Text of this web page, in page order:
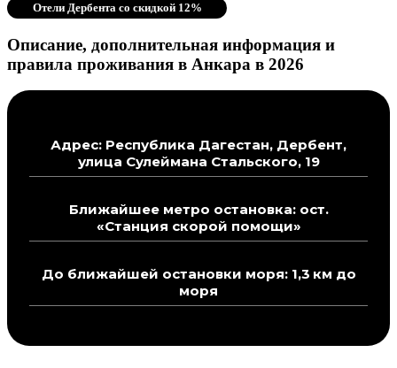
Отели Дербента со скидкой 12%
Описание, дополнительная информация и
правила проживания в Анкара в 2026
Адрес: Республика Дагестан, Дербент,
улица Сулеймана Стальского, 19
Ближайшее метро остановка: ост.
«Станция скорой помощи»
До ближайшей остановки моря: 1,3 км до
моря